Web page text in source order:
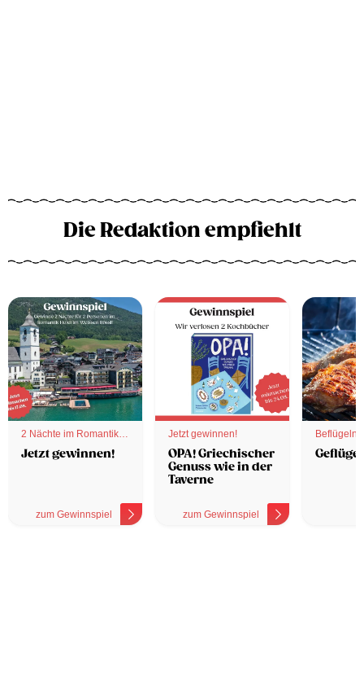
Die Redaktion empfiehlt
2 Nächte im Romantik
Hotel
Jetzt gewinnen!
zum Gewinnspiel
Jetzt gewinnen!
OPA! Griechischer
Genuss wie in der
Taverne
zum Gewinnspiel